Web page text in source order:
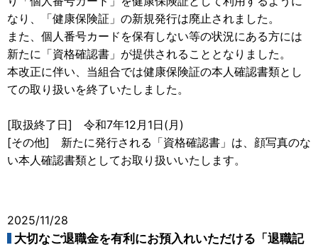
なり、「健康保険証」の新規発行は廃止されました。
また、個人番号カードを保有しない等の状況にある方には
新たに「資格確認書」が提供されることとなりました。
本改正に伴い、当組合では健康保険証の本人確認書類とし
ての取り扱いを終了いたしました。
[取扱終了日] 令和7年12月1日(月)
[その他] 新たに発行される「資格確認書」は、顔写真のな
い本人確認書類としてお取り扱いいたします。
2025/11/28
大切なご退職金を有利にお預入れいただける「退職記